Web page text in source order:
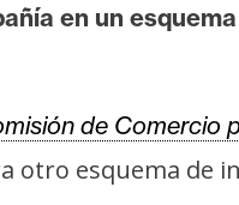
en un
de Comercio
otro esquema de